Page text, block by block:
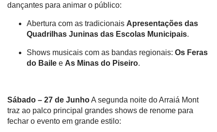
dançantes para animar o público:
Abertura com as tradicionais Apresentações das
Quadrilhas Juninas das Escolas Municipais.
Shows musicais com as bandas regionais: Os Feras
do Baile e As Minas do Piseiro.
Sábado – 27 de JunhoA segunda noite do Arraiá Mont
traz ao palco principal grandes shows de renome para
fechar o evento em grande estilo: